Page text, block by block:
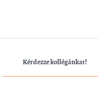
Kérdezze kollégánkat!